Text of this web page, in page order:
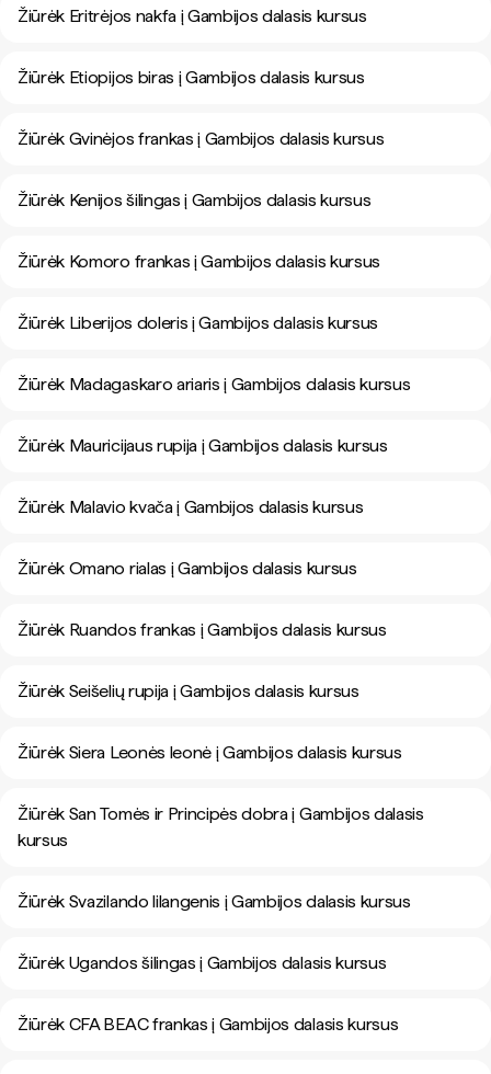
Žiūrėk Eritrėjos nakfa į Gambijos dalasis kursus
Žiūrėk Etiopijos biras į Gambijos dalasis kursus
Žiūrėk Gvinėjos frankas į Gambijos dalasis kursus
Žiūrėk Kenijos šilingas į Gambijos dalasis kursus
Žiūrėk Komoro frankas į Gambijos dalasis kursus
Žiūrėk Liberijos doleris į Gambijos dalasis kursus
Žiūrėk Madagaskaro ariaris į Gambijos dalasis kursus
Žiūrėk Mauricijaus rupija į Gambijos dalasis kursus
Žiūrėk Malavio kvača į Gambijos dalasis kursus
Žiūrėk Omano rialas į Gambijos dalasis kursus
Žiūrėk Ruandos frankas į Gambijos dalasis kursus
Žiūrėk Seišelių rupija į Gambijos dalasis kursus
Žiūrėk Siera Leonės leonė į Gambijos dalasis kursus
Žiūrėk San Tomės ir Principės dobra į Gambijos dalasis
kursus
Žiūrėk Svazilando lilangenis į Gambijos dalasis kursus
Žiūrėk Ugandos šilingas į Gambijos dalasis kursus
Žiūrėk CFA BEAC frankas į Gambijos dalasis kursus